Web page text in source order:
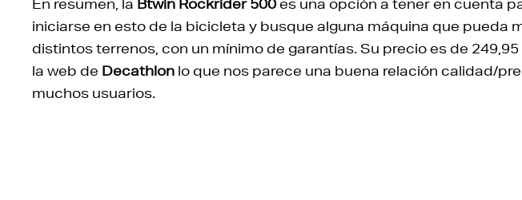
En resumen, la Btwin Rockrider 500es una opción a tener en cuenta
iniciarse en esto de la bicicleta y busque alguna máquina que pueda
distintos terrenos, con un mínimo de garantías. Su precio es de 249,95
la web de Decathlon lo que nos parece una buena relación calidad/
muchos usuarios.